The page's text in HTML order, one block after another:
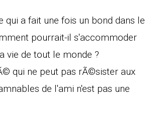
qui a fait une fois un bond dans le
pourrait-il s'accommoder
vie de tout le monde ?
qui ne peut pas rÃ©sister aux
de l'ami n'est pas une